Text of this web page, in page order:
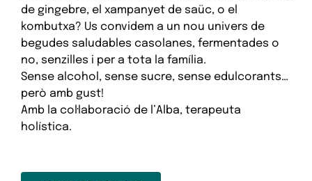
de gingebre, el xampanyet de saüc, o el
kombutxa? Us convidem a un nou univers de
begudes saludables casolanes, fermentades o
no, senzilles i per a tota la família.
Sense alcohol, sense sucre, sense edulcorants…
però amb gust!
Amb la col·laboració de l’Alba, terapeuta
holística.